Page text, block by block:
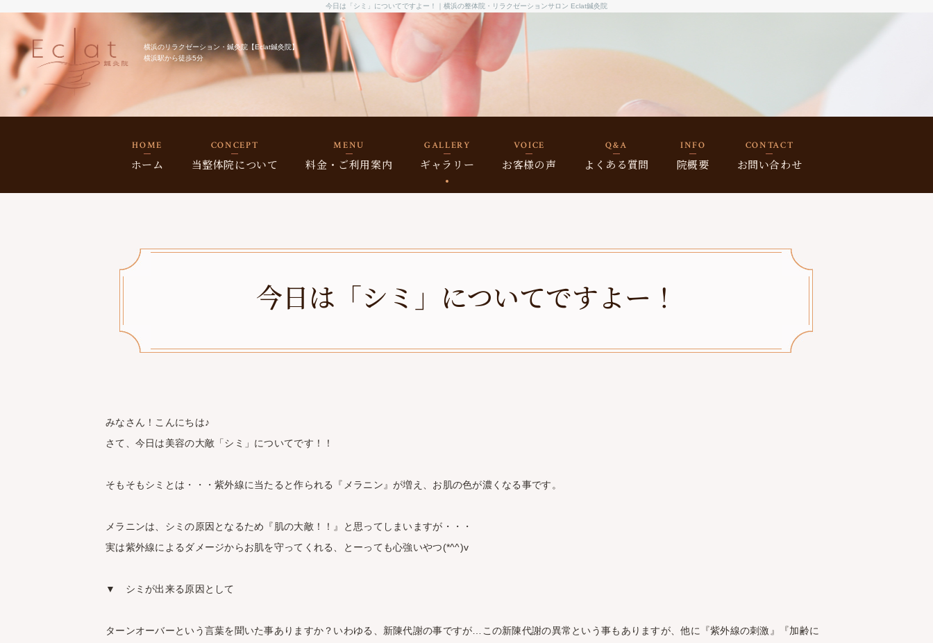
今日は「シミ」についてですよー！｜横浜の整体院・リラクゼーションサロン Eclat鍼灸院
横浜のリラクゼーション・鍼灸院【Eclat鍼灸院】
横浜駅から徒歩5分
HOME
ホーム
CONCEPT
当整体院について
MENU
料金・ご利用案内
GALLERY
ギャラリー
院内の様子
VOICE
お客様の声
Q&A
よくある質問
INFO
院概要
CONTACT
お問い合わせ
今日は「シミ」についてですよー！
みなさん！こんにちは♪
さて、今日は美容の大敵「シミ」についてです！！
そもそもシミとは・・・紫外線に当たると作られる『メラニン』が増え、お肌の色が濃くなる事です。
メラニンは、シミの原因となるため『肌の大敵！！』と思ってしまいますが・・・
実は紫外線によるダメージからお肌を守ってくれる、とーっても心強いやつ(*^^)v
▼ シミが出来る原因として
ターンオーバーという言葉を聞いた事ありますか？いわゆる、新陳代謝の事ですが…この新陳代謝の異常という事もありますが、他に『紫外線の刺激』『加齢に